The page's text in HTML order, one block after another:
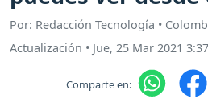
Por: Redacción Tecnología •
Actualización • Jue, 25 Mar 2021
Comparte en: